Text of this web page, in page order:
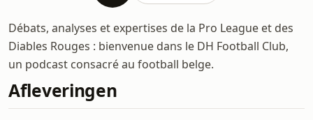
Débats, analyses et expertises de la Pro League et des
Diables Rouges : bienvenue dans le DH Football Club,
un podcast consacré au football belge.
Afleveringen